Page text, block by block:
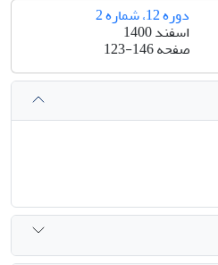
دوره 12، شماره 2
اسفند 1400
صفحه123-146